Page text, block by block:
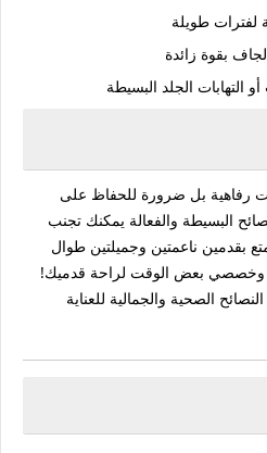
لفترات طويلة
بقوة زائدة
التهابات الجلد البسيطة
رفاهية بل ضرورة للحفاظ على
البسيطة والفعالة يمكنك تجنب
بقدمين ناعمتين وجميلتين طوال
وخصصي بعض الوقت لراحة قدميك!
الصحية والجمالية للعناية